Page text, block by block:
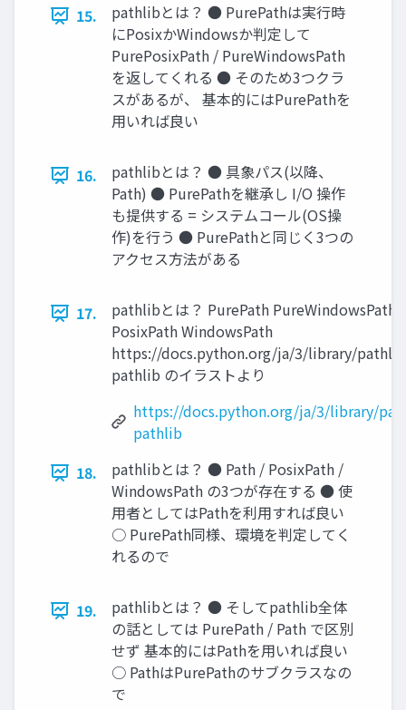
15.
pathlibとは？ ● PurePathは実行時
にPosixかWindowsか判定して
PurePosixPath / PureWindowsPath
を返してくれる ● そのため3つクラ
スがあるが、 基本的にはPurePathを
用いれば良い
16.
pathlibとは？ ● 具象パス(以降、
Path) ● PurePathを継承し I/O 操作
も提供する = システムコール(OS操
作)を行う ● PurePathと同じく3つの
アクセス方法がある
17.
pathlibとは？ PurePath PureWindowsPath
PosixPath WindowsPath
https://docs.python.org/ja/3/library/
pathlib のイラストより
https://docs.python.org/ja/3/library/
pathlib
18.
pathlibとは？ ● Path / PosixPath /
WindowsPath の3つが存在する ● 使
用者としてはPathを利用すれば良い
○ PurePath同様、環境を判定してく
れるので
19.
pathlibとは？ ● そしてpathlib全体
の話としては PurePath / Path で区別
せず 基本的にはPathを用いれば良い
○ PathはPurePathのサブクラスなの
で